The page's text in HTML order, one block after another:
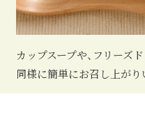
カップスープや、フリーズ
同様に簡単にお召し上がり